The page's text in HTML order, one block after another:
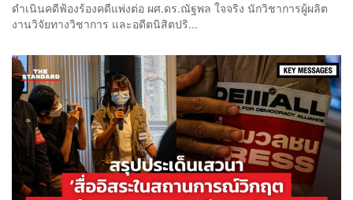
ดำเนินคดีฟ้องร้องคดีแพ่งต่อ ผศ.ดร.ณัฐพล ใจจริง นักวิชาการผู้ผลิต
งานวิจัยทางวิชาการ และอดีตนิสิตปริ...